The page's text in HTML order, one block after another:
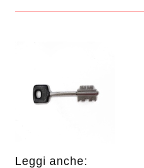
Leggi anche: